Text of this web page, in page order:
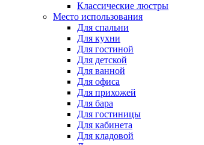
Классические люстры
Место использования
Для спальни
Для кухни
Для гостиной
Для детской
Для ванной
Для офиса
Для прихожей
Для бара
Для гостиницы
Для кабинета
Для кладовой